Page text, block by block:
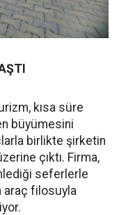
kısa süre
büyümesini
birlikte şirketin
çıktı. Firma,
seferlerle
araç filosuyla